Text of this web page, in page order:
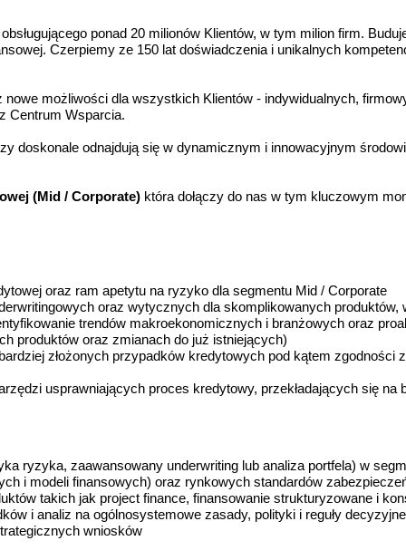
ponad 20 milionów Klientów, w tym milion firm.
Czerpiemy ze 150 lat doświadczenia i unikalnych
możliwości dla wszystkich Klientów - indywidualnych,
Centrum Wsparcia.
doskonale odnajdują się w dynamicznym i innowacyjnym
(Mid / Corporate) która dołączy do nas w tym kluczowym
oraz ram apetytu na ryzyko dla segmentu Mid / Corporate
oraz wytycznych dla skomplikowanych
trendów makroekonomicznych i branżowych oraz
produktów oraz zmianach do już istniejących)
złożonych przypadków kredytowych pod kątem
usprawniających proces kredytowy, przekładających się
ryzyka, zaawansowany underwriting lub analiza portfela) w
i modeli finansowych) oraz rynkowych standardów
takich jak project finance, finansowanie strukturyzowane i
i analiz na ogólnosystemowe zasady, polityki i reguły decyzyjne
wniosków